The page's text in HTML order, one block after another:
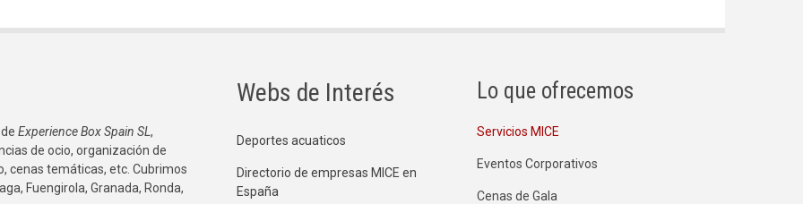
Experience Box Spain SL,
de ocio, organización de
cenas temáticas, etc. Cubrimos
Fuengirola, Granada, Ronda,
Webs de Interés
Deportes acuaticos
Directorio de empresas MICE en
España
Lo que ofrecemos
Servicios MICE
Eventos Corporativos
Cenas de Gala